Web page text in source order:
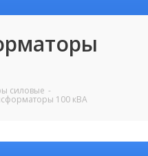
силовые
100 кВА